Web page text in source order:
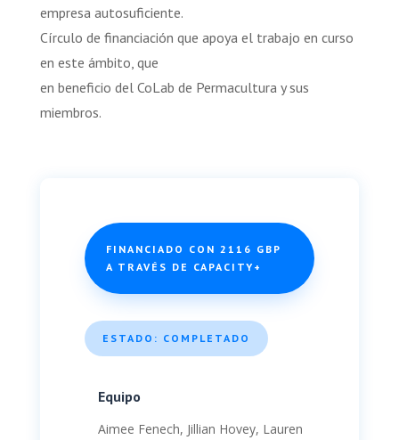
empresa autosuficiente.
Círculo de financiación que apoya el trabajo en curso
en este ámbito, que
en beneficio del CoLab de Permacultura y sus
miembros.
FINANCIADO CON 2116 GBP
A TRAVÉS DE CAPACITY+
ESTADO: COMPLETADO
Equipo
Aimee Fenech, Jillian Hovey, Lauren